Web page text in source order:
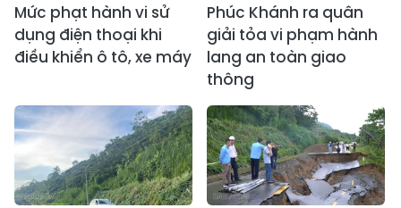
Mức phạt hành vi sử
dụng điện thoại khi
điều khiển ô tô, xe máy
Phúc Khánh ra quân
giải tỏa vi phạm hành
lang an toàn giao
thông